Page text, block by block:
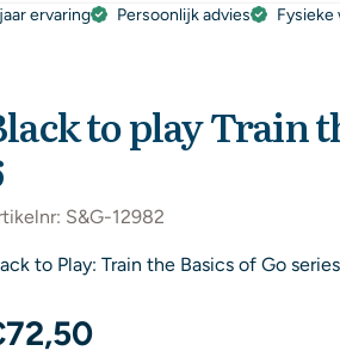
ervaring Persoonlijk advies
Fysieke
to play Train
S&G-12982
to Play: Train the Basics of Go
72,50